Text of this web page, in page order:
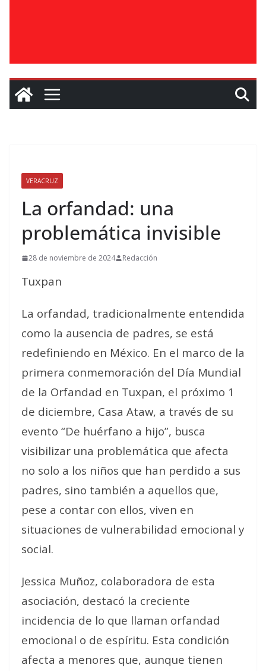
VERACRUZ
La orfandad: una
problemática invisible
28 de noviembre de 2024 Redacción
Tuxpan
La orfandad, tradicionalmente entendida
como la ausencia de padres, se está
redefiniendo en México. En el marco de la
primera conmemoración del Día Mundial
de la Orfandad en Tuxpan, el próximo 1
de diciembre, Casa Ataw, a través de su
evento “De huérfano a hijo”, busca
visibilizar una problemática que afecta
no solo a los niños que han perdido a sus
padres, sino también a aquellos que,
pese a contar con ellos, viven en
situaciones de vulnerabilidad emocional y
social.
Jessica Muñoz, colaboradora de esta
asociación, destacó la creciente
incidencia de lo que llaman orfandad
emocional o de espíritu. Esta condición
afecta a menores que, aunque tienen